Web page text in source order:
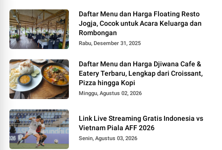
Daftar Menu dan Harga Floating Resto
Jogja, Cocok untuk Acara Keluarga dan
Rombongan
Rabu, Desember 31, 2025
Daftar Menu dan Harga Djiwana Cafe &
Eatery Terbaru, Lengkap dari Croissant,
Pizza hingga Kopi
Minggu, Agustus 02, 2026
Link Live Streaming Gratis Indonesia vs
Vietnam Piala AFF 2026
Senin, Agustus 03, 2026